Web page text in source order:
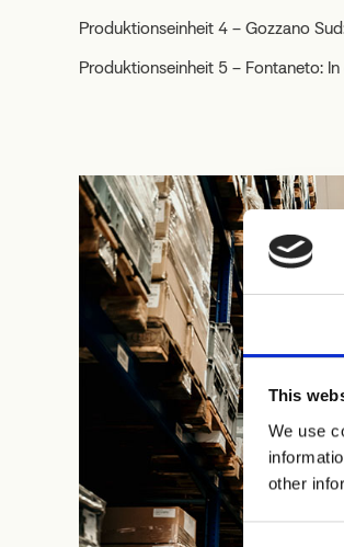
This
We use
other
Produktionseinheit 4 – Gozzano
Produktionseinheit 5 – Fontaneto: